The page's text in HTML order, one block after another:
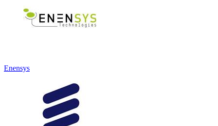
Enensys